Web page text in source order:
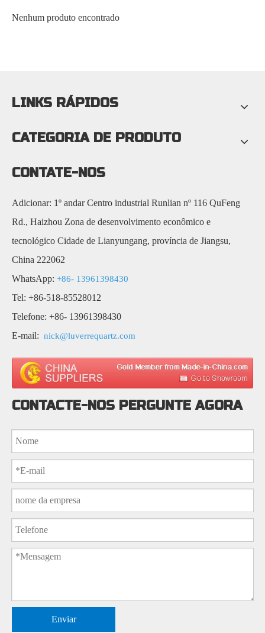
Nenhum produto encontrado
LINKS RÁPIDOS
CATEGORIA DE PRODUTO
CONTATE-NOS
Adicionar: 1º andar Centro industrial Runlian nº 116 QuFeng
Rd., Haizhou Zona de desenvolvimento econômico e
tecnológico Cidade de Lianyungang, província de Jiangsu,
China 222062
WhatsApp: +86- 13961398430
Tel: +86-518-85528012
Telefone: +86- 13961398430
E-mail: nick@luverrequartz.com
CONTACTE-NOS PERGUNTE AGORA
Enviar